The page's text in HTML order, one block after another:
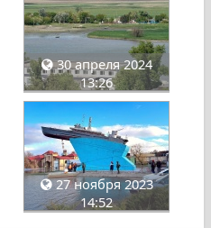
30 апреля 2024
13:26
27 ноября 2023
14:52